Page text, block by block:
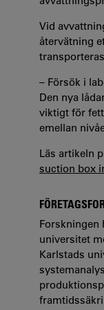
Vid
återvätning
– Försök i
Den nya
viktigt för
emellan
Läs artikeln
suction box
Forskningen
universitet
Karlstads